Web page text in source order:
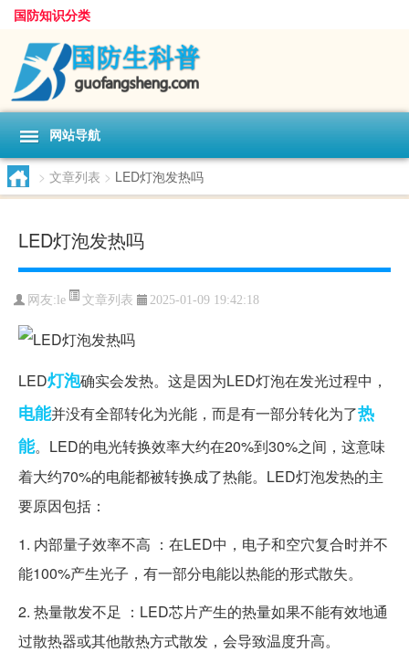
国防知识分类
网站导航
> 文章列表 > LED灯泡发热吗
LED灯泡发热吗
网友:le 文章列表 2025-01-09 19:42:18
LED灯泡确实会发热。这是因为LED灯泡在发光过程中，
电能并没有全部转化为光能，而是有一部分转化为了热
能。LED的电光转换效率大约在20%到30%之间，这意味
着大约70%的电能都被转换成了热能。LED灯泡发热的主
要原因包括：
1. 内部量子效率不高 ：在LED中，电子和空穴复合时并不
能100%产生光子，有一部分电能以热能的形式散失。
2. 热量散发不足 ：LED芯片产生的热量如果不能有效地通
过散热器或其他散热方式散发，会导致温度升高。